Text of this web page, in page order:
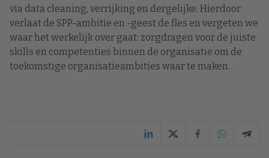
via data cleaning, verrijking en dergelijke. Hierdoor
verlaat de SPP-ambitie en -geest de fles en vergeten we
waar het werkelijk over gaat: zorgdragen voor de juiste
skills en competenties binnen de organisatie om de
toekomstige organisatieambities waar te maken.